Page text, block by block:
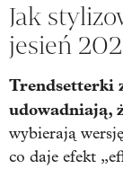
Jak
jesień
Trendsetterki
udowadniają,
wybierają
co daje efekt